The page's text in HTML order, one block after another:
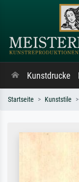
Kunstdrucke
Startseite Kunststile